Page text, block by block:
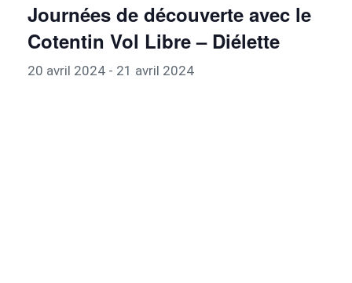
Journées de découverte avec le
Cotentin Vol Libre – Diélette
20 avril 2024 - 21 avril 2024